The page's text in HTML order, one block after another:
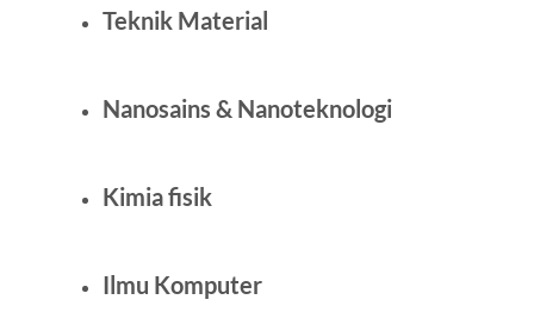
Teknik Material
Nanosains & Nanoteknologi
Kimia fisik
Ilmu Komputer